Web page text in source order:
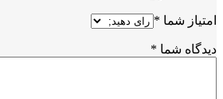
امتیاز شما *
دیدگاه شما *